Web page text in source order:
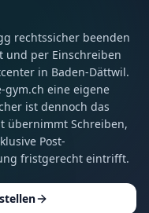
rechtssicher beenden
per Einschreiben
in Baden-Dättwil.
gym.ch eine eigene
ist dennoch das
übernimmt Schreiben,
Post-
fristgerecht eintrifft.